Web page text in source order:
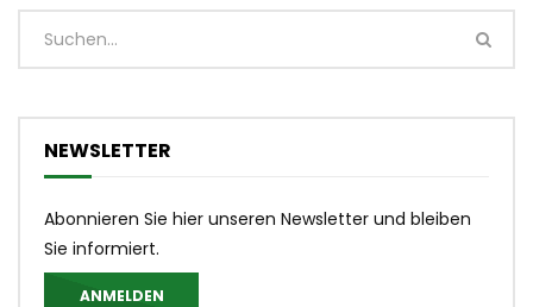
NEWSLETTER
Abonnieren Sie hier unseren Newsletter und bleiben
Sie informiert.
ANMELDEN